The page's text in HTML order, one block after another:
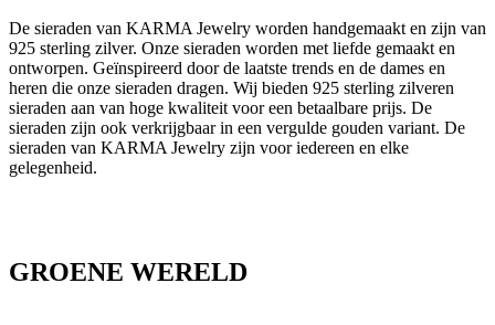
De sieraden van KARMA Jewelry worden handgemaakt en zijn van
925 sterling zilver. Onze sieraden worden met liefde gemaakt en
ontworpen. Geïnspireerd door de laatste trends en de dames en
heren die onze sieraden dragen. Wij bieden 925 sterling zilveren
sieraden aan van hoge kwaliteit voor een betaalbare prijs. De
sieraden zijn ook verkrijgbaar in een vergulde gouden variant. De
sieraden van KARMA Jewelry zijn voor iedereen en elke
gelegenheid.
GROENE WERELD